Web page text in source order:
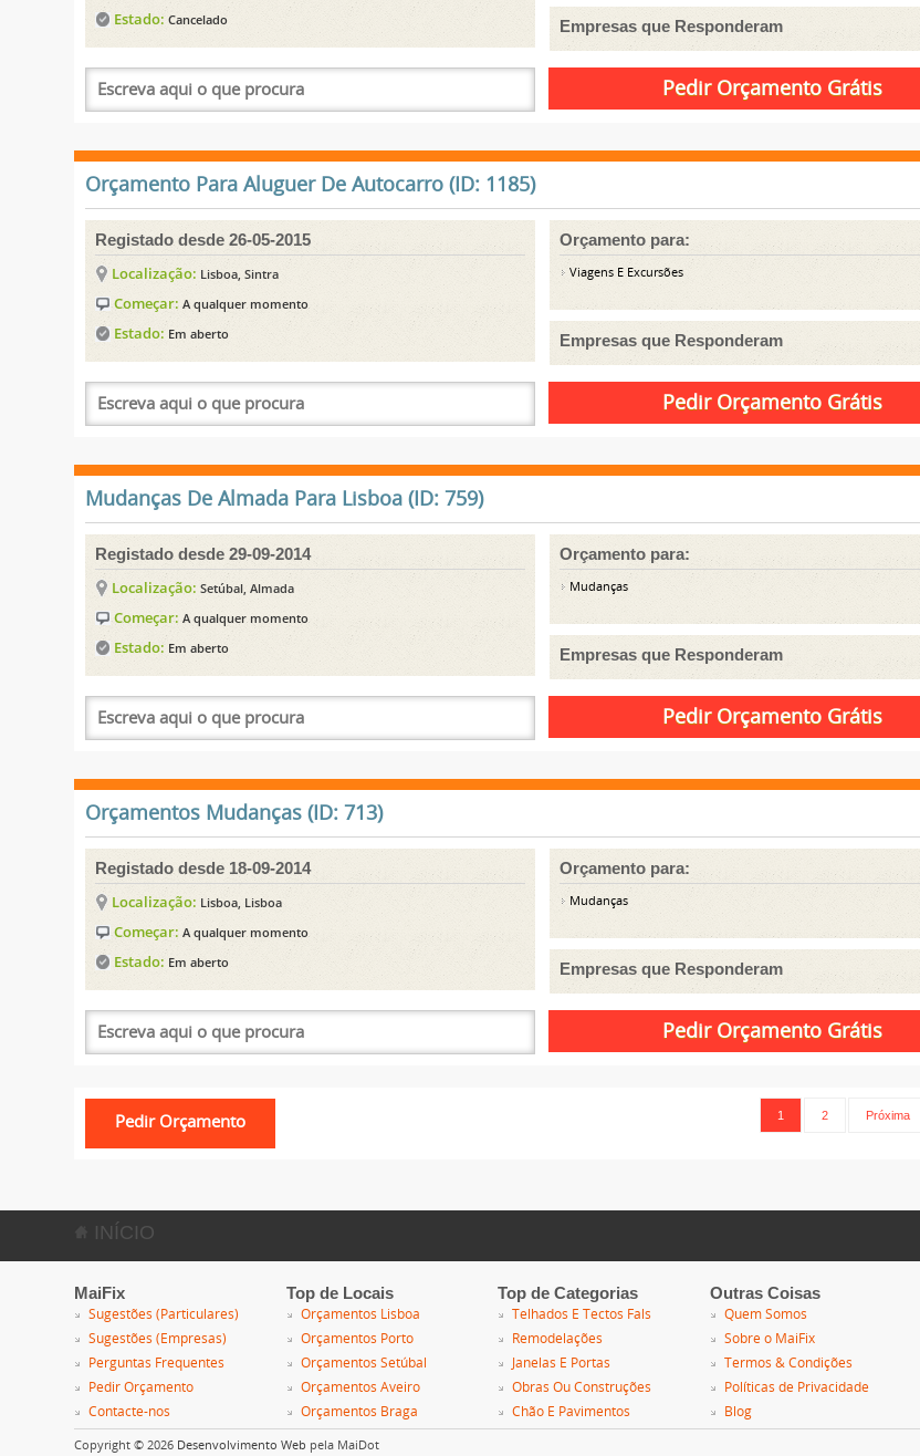
Estado:Cancelado Empresas que Responderam
Orçamento Para Aluguer De Autocarro (ID: 1185)
Registado desde 26-05-2015
Localização: Lisboa, Sintra
Começar:A qualquer momento
Estado: Em aberto
Orçamento para:
Viagens E Excursões
Empresas que Responderam
Mudanças De Almada Para Lisboa (ID: 759)
Registado desde 29-09-2014
Localização:Setúbal, Almada
Começar:A qualquer momento
Estado: Em aberto
Orçamento para:
Mudanças
Empresas que Responderam
Orçamentos Mudanças (ID: 713)
Registado desde 18-09-2014
Localização: Lisboa, Lisboa
Começar:A qualquer momento
Estado: Em aberto
Orçamento para:
Mudanças
Empresas que Responderam
1 2 Próxima
INÍCIO
MaiFix
Sugestões (Particulares)
Sugestões (Empresas)
Perguntas Frequentes
Pedir Orçamento
Contacte-nos
Top de Locais
Orçamentos Lisboa
Orçamentos Porto
Orçamentos Setúbal
Orçamentos Aveiro
Orçamentos Braga
Top de Categorias
Telhados E Tectos Fals
Remodelações
Janelas E Portas
Obras Ou Construções
Chão E Pavimentos
Outras Coisas
Quem Somos
Sobre o MaiFix
Termos & Condições
Políticas de Privacidade
Blog
Copyright © 2026 Desenvolvimento Web pela MaiDot